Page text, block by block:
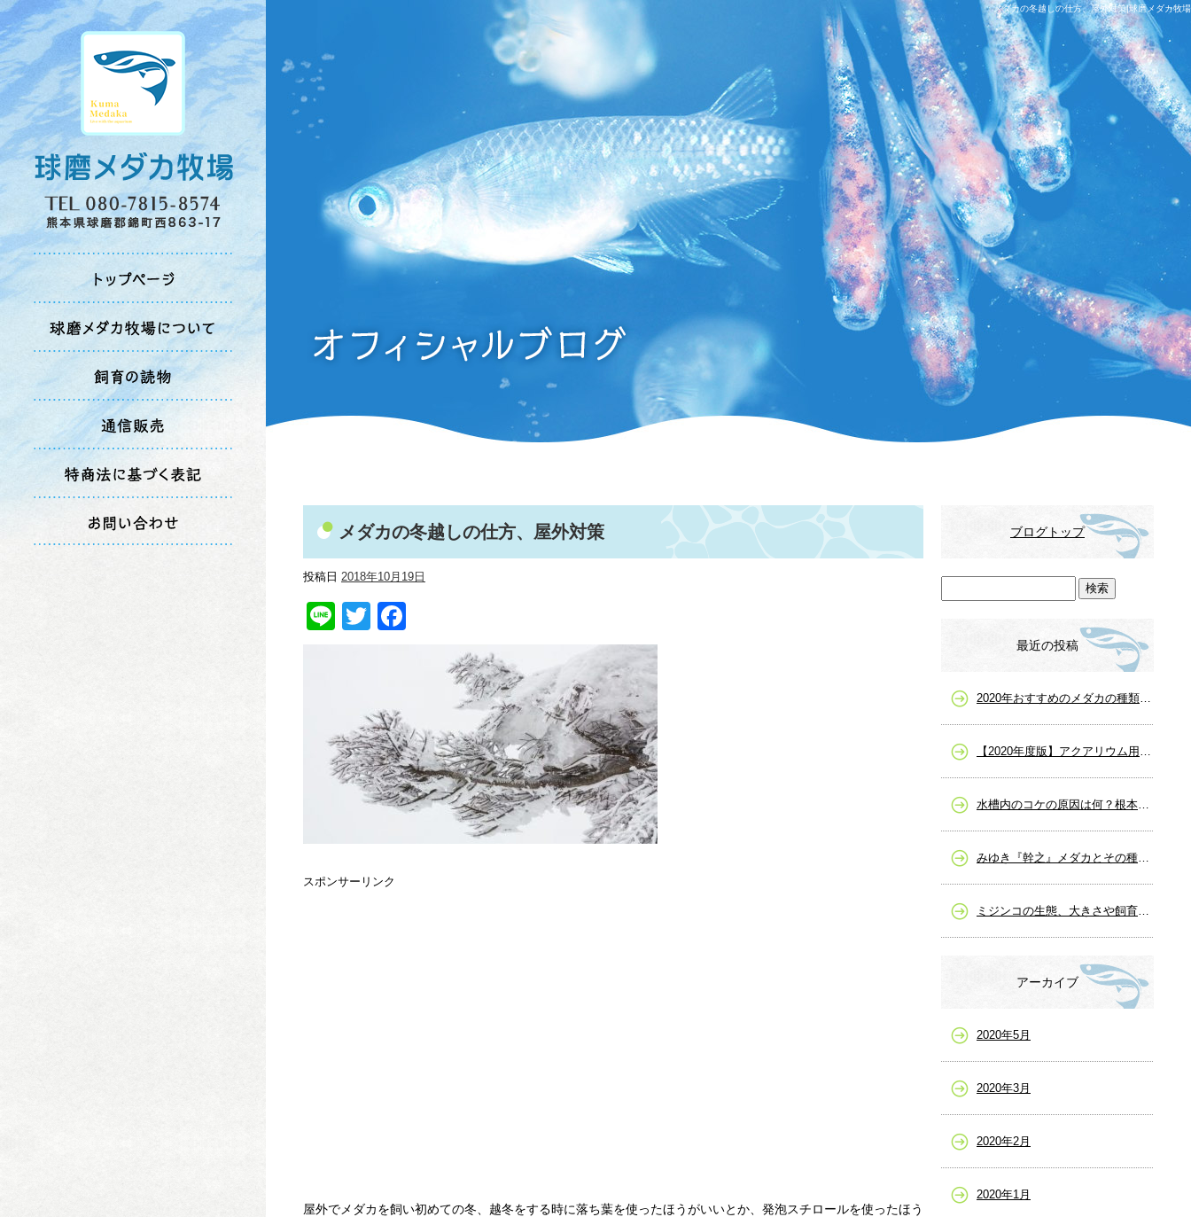
メダカの冬越しの仕方、屋外対策|球磨メダカ牧場
メダカの冬越しの仕方、屋外対策
投稿日 2018年10月19日
LineTwitter
スポンサーリンク
屋外でメダカを飼い初めての冬、越冬をする時に落ち葉を使ったほうがいいとか、発泡スチロールを使ったほう
ブログトップ
最近の投稿
2020年おすすめのメダカの種類一覧、人気や高級メダカまで
【2020年度版】アクアリウム用品の選び方を詳しく解説
水槽内のコケの原因は何？根本的な解決策と除去の仕方
みゆき『幹之』メダカとその種類、販売など
ミジンコの生態、大きさや飼育から繁殖まで
アーカイブ
2020年5月
2020年3月
2020年2月
2020年1月